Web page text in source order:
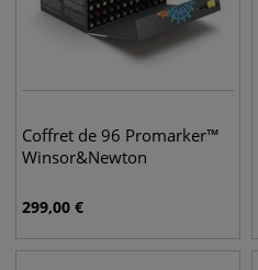
Coffret de 96 Promarker™
Winsor&Newton
299,00 €